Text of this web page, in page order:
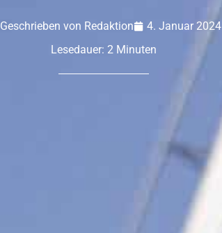
Geschrieben von Redaktion
4. Januar 2024
Lesedauer: 2 Minuten